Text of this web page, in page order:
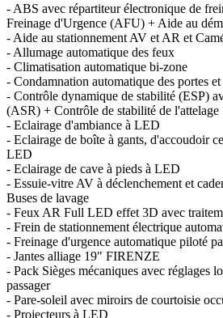
- ABS avec répartiteur électronique de
Freinage d'Urgence (AFU) + Aide au
- Aide au stationnement AV et AR et
- Allumage automatique des feux
- Climatisation automatique bi-zone
- Condamnation automatique des portes
- Contrôle dynamique de stabilité (ESP)
(ASR) + Contrôle de stabilité de l'attelage
- Eclairage d'ambiance à LED
- Eclairage de boîte à gants, d'accoudoir
LED
- Eclairage de cave à pieds à LED
- Essuie-vitre AV à déclenchement et
Buses de lavage
- Feux AR Full LED effet 3D avec
- Frein de stationnement électrique
- Freinage d'urgence automatique piloté
- Jantes alliage 19" FIRENZE
- Pack Sièges mécaniques avec réglages
passager
- Pare-soleil avec miroirs de courtoisie
- Projecteurs à LED